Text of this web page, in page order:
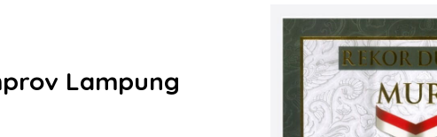
Lampung